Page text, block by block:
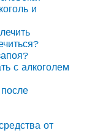
и
с алкоголем
от